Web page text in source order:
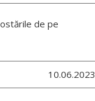
de pe
10.06.2023